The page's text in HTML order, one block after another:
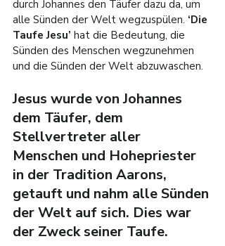
durch Johannes den Täufer dazu da, um
alle Sünden der Welt wegzuspülen. ‘Die
Taufe Jesu’ hat die Bedeutung, die
Sünden des Menschen wegzunehmen
und die Sünden der Welt abzuwaschen.
Jesus wurde von Johannes
dem Täufer, dem
Stellvertreter aller
Menschen und Hohepriester
in der Tradition Aarons,
getauft und nahm alle Sünden
der Welt auf sich. Dies war
der Zweck seiner Taufe.